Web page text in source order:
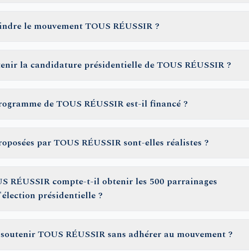
le mouvement TOUS RÉUSSIR ?
la candidature présidentielle de TOUS RÉUSSIR ?
de TOUS RÉUSSIR est-il financé ?
par TOUS RÉUSSIR sont-elles réalistes ?
RÉUSSIR compte-t-il obtenir les 500 parrainages
présidentielle ?
TOUS RÉUSSIR sans adhérer au mouvement ?